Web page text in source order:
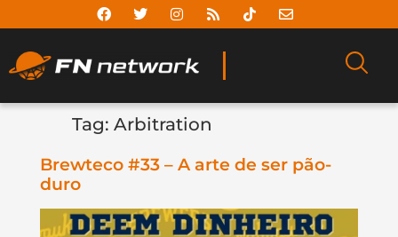
Tag: Arbitration
Brewteco #33 – A arte de ser pão-
duro